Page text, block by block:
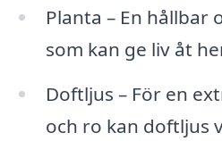
Planta – En hållbar
som kan ge liv åt
Doftljus – För en
och ro kan doftljus